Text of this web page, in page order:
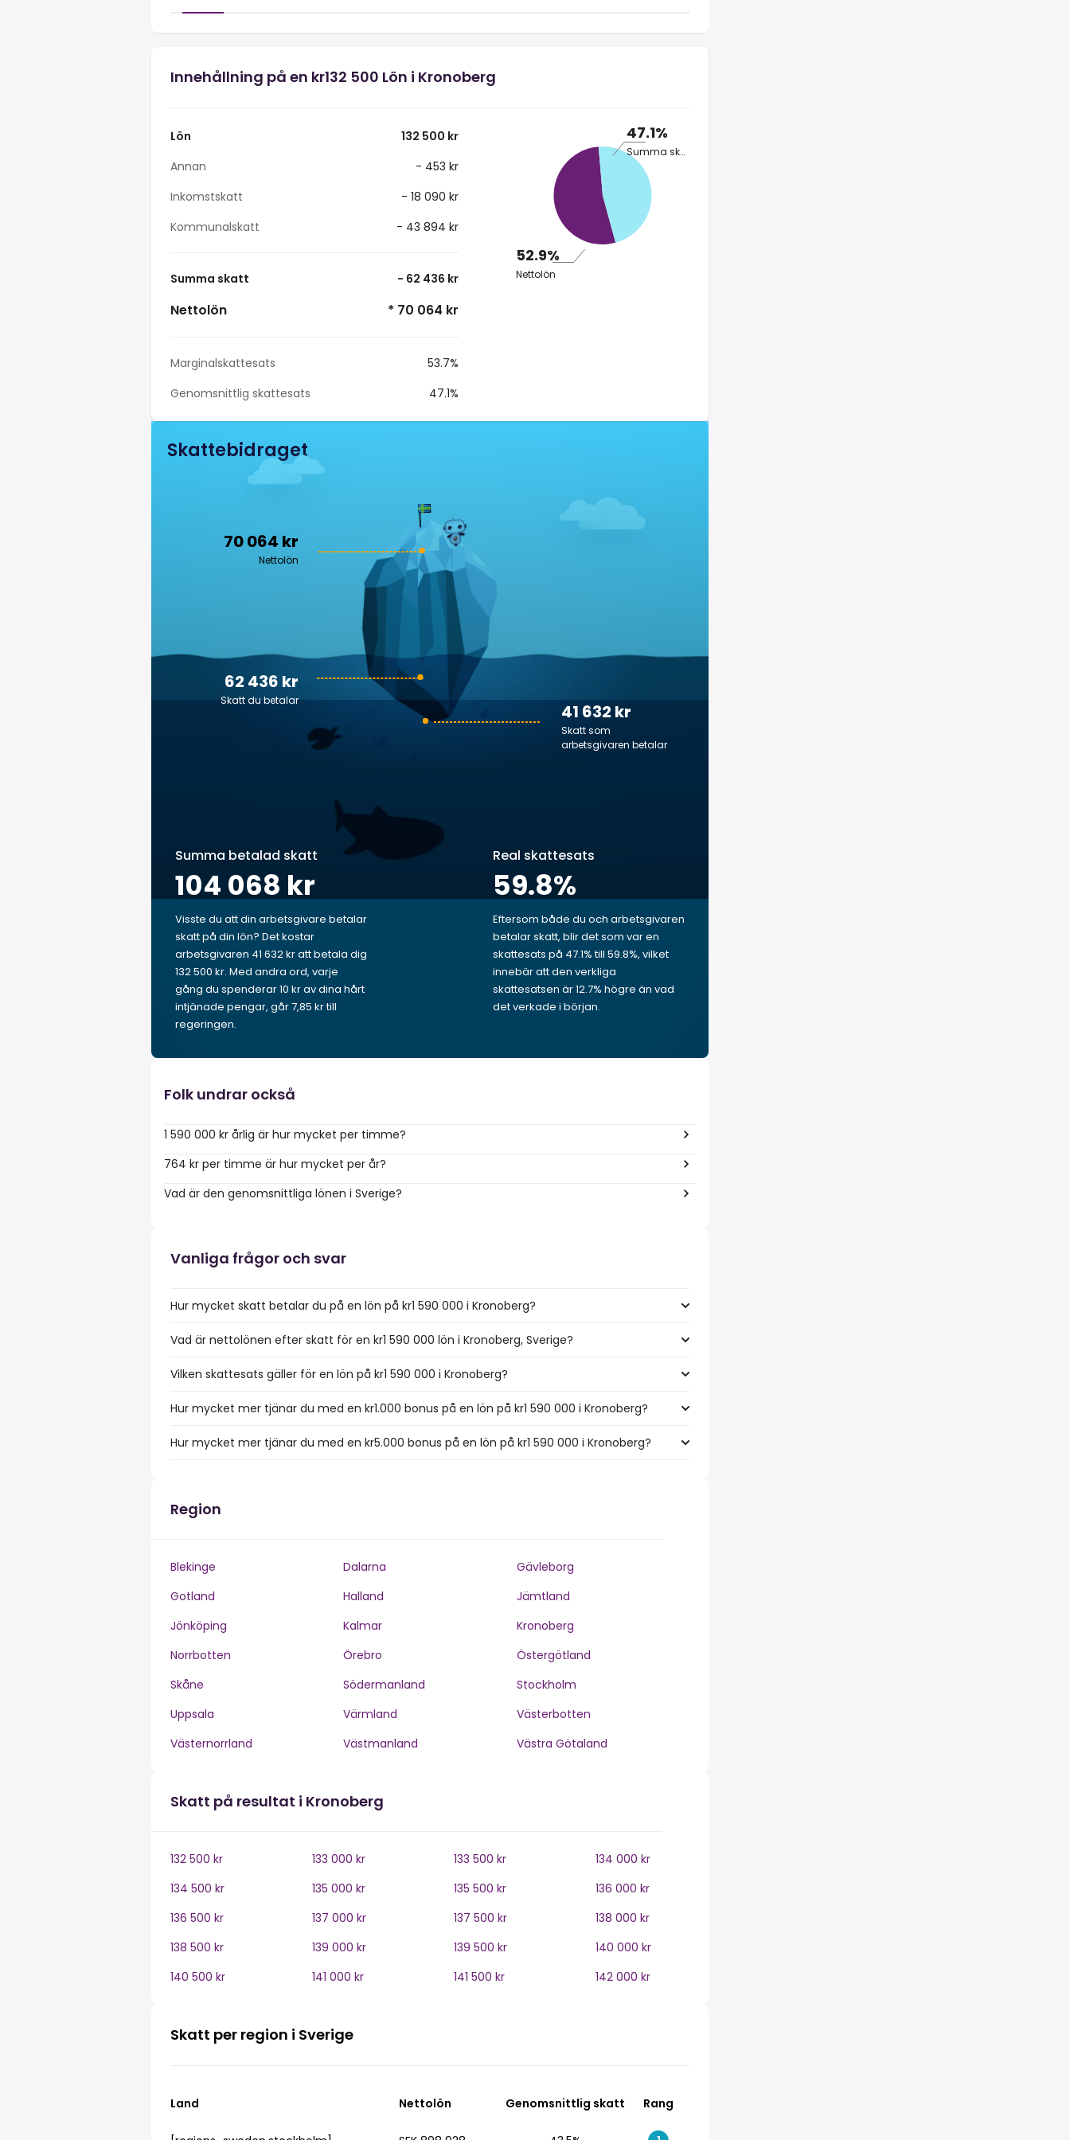
Innehållning på en kr132 500 Lön i Kronoberg
Lön
132 500 kr
Annan
- 453 kr
Inkomstskatt
- 18 090 kr
Kommunalskatt
- 43 894 kr
Summa skatt - 62 436 kr
Nettolön * 70 064 kr
Marginalskattesats
53.7%
Genomsnittlig skattesats
47.1%
47.1%
Summa skatt
52.9%
Nettolön
Skattebidraget
70 064 kr
Nettolön
41 632 kr
Skatt som
arbetsgivaren betalar
62 436 kr
Skatt du betalar
Summa betalad skatt
104 068 kr
Visste du att din arbetsgivare betalar
skatt på din lön? Det kostar
arbetsgivaren 41 632 kr att betala dig
132 500 kr. Med andra ord, varje
gång du spenderar 10 kr av dina hårt
intjänade pengar, går 7,85 kr till
regeringen.
Real skattesats
59.8%
Eftersom både du och arbetsgivaren
betalar skatt, blir det som var en
skattesats på 47.1% till 59.8%, vilket
innebär att den verkliga
skattesatsen är 12.7% högre än vad
det verkade i början.
Folk undrar också
1 590 000 kr årlig är hur mycket per timme?
764 kr per timme är hur mycket per år?
Vad är den genomsnittliga lönen i Sverige?
Vanliga frågor och svar
Hur mycket skatt betalar du på en lön på kr1 590 000 i Kronoberg?
Vad är nettolönen efter skatt för en kr1 590 000 lön i Kronoberg, Sverige?
Vilken skattesats gäller för en lön på kr1 590 000 i Kronoberg?
Hur mycket mer tjänar du med en kr1.000 bonus på en lön på kr1 590 000 i Kronoberg?
Hur mycket mer tjänar du med en kr5.000 bonus på en lön på kr1 590 000 i Kronoberg?
Region
Blekinge Dalarna
Gävleborg
Gotland
Halland
Jämtland
Jönköping
Kalmar
Kronoberg
Norrbotten
Örebro
Östergötland
Skåne
Södermanland
Stockholm
Uppsala
Värmland
Västerbotten
Västernorrland
Västmanland Västra Götaland
Skatt på resultat i Kronoberg
132 500 kr 133 000 kr 133 500 kr
134 000 kr
134 500 kr
135 000 kr 135 500 kr
136 000 kr
136 500 kr
137 000 kr 137 500 kr
138 000 kr
138 500 kr
139 000 kr 139 500 kr
140 000 kr
140 500 kr
141 000 kr 141 500 kr 142 000 kr
Skatt per region i Sverige
Land Nettolön Genomsnittlig skatt Rang